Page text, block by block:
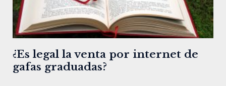
¿Es legal la venta por internet de
gafas graduadas?